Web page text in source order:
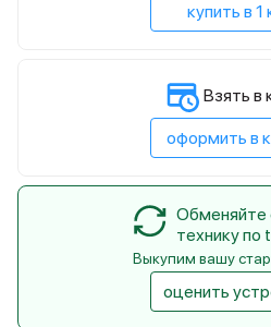
купить в 1
Взять в
оформить в
Обменяйте
технику по
Выкупим вашу
оценить